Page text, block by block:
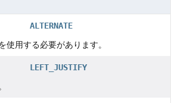
ALTERNATE
使用する必要があります。
LEFT_JUSTIFY